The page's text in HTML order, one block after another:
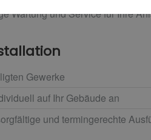
Wartung und Service für Ihre
Gewerke
auf Ihr Gebäude an
und termingerechte